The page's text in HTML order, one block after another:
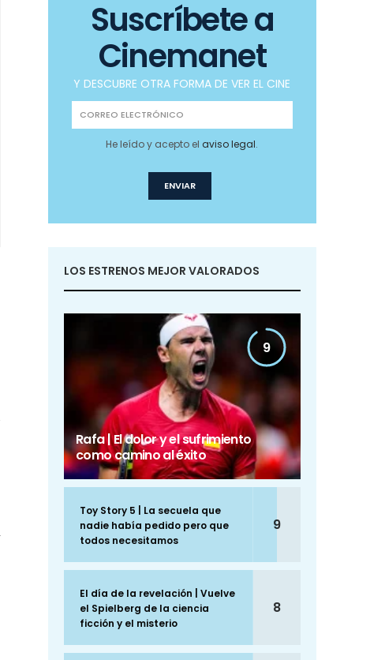
Suscríbete a
Cinemanet
Y DESCUBRE OTRA FORMA DE VER EL CINE
He leído y acepto elaviso legal.
LOS ESTRENOS MEJOR VALORADOS
9
Rafa | El dolor y el sufrimiento
como camino al éxito
Toy Story 5 | La secuela que
nadie había pedido pero que
todos necesitamos
9
El día de la revelación | Vuelve
el Spielberg de la ciencia
ficción y el misterio
8